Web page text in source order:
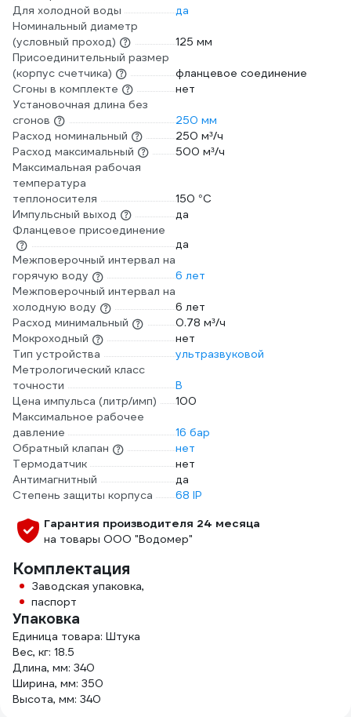
Для холодной воды
да
Номинальный диаметр
(условный проход)
125 мм
Присоединительный размер
(корпус счетчика)
фланцевое соединение
Сгоны в комплекте
нет
Установочная длина без
сгонов
250 мм
Расход номинальный
250 м³/ч
Расход максимальный
500 м³/ч
Максимальная рабочая
температура
теплоносителя
150 °С
Импульсный выход
да
Фланцевое присоединение
да
Межповерочный интервал на
горячую воду
6 лет
Межповерочный интервал на
холодную воду
6 лет
Расход минимальный
0.78 м³/ч
Мокроходный
нет
Тип устройства
ультразвуковой
Метрологический класс
точности
В
Цена импульса (литр/имп)
100
Максимальное рабочее
давление
16 бар
Обратный клапан
нет
Термодатчик
нет
Антимагнитный
да
Степень защиты корпуса
68 IP
Гарантия производителя 24 месяца
на товары ООО "Водомер"
Комплектация
Заводская упаковка,
паспорт
Упаковка
Единица товара: Штука
Вес, кг: 18.5
Длина, мм: 340
Ширина, мм: 350
Высота, мм: 340